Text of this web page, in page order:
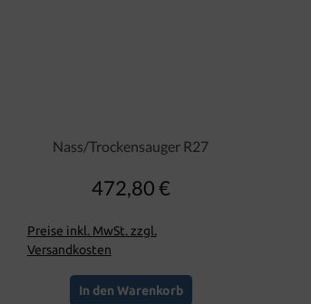
Nass/Trockensauger R27
Regulärer Preis:
472,80 €
Preise inkl. MwSt. zzgl.
Versandkosten
In den Warenkorb